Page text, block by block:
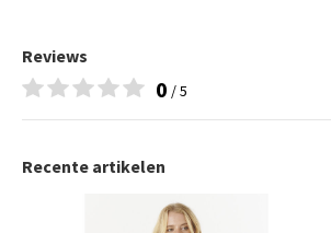
Reviews
0 / 5
Recente artikelen